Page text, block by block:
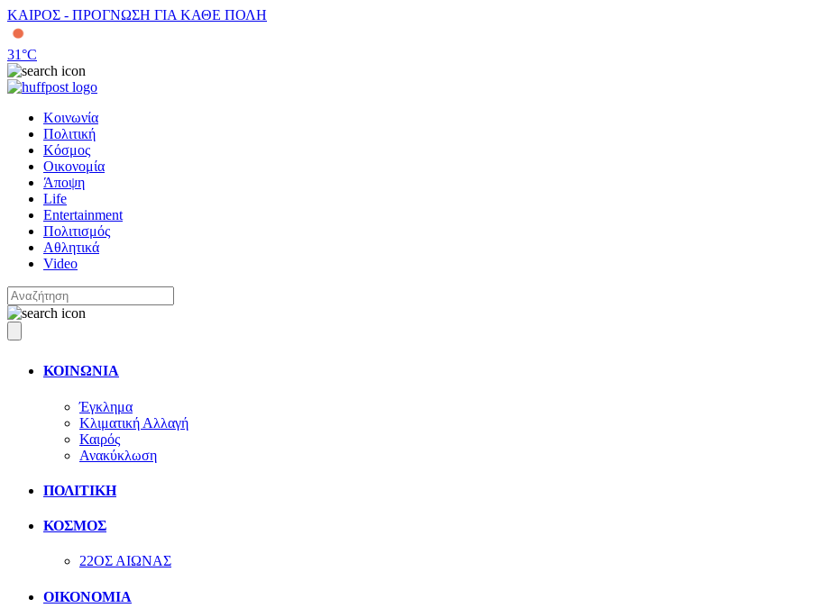
ΚΑΙΡΟΣ - ΠΡΟΓΝΩΣΗ ΓΙΑ ΚΑΘΕ ΠΟΛΗ
31°C
Κοινωνία
Πολιτική
Κόσμος
Οικονομία
Άποψη
Life
Entertainment
Πολιτισμός
Αθλητικά
Video
ΚΟΙΝΩΝΙΑ
Έγκλημα
Κλιματική Αλλαγή
Καιρός
Ανακύκλωση
ΠΟΛΙΤΙΚΗ
ΚΟΣΜΟΣ
22ΟΣ ΑΙΩΝΑΣ
ΟΙΚΟΝΟΜΙΑ